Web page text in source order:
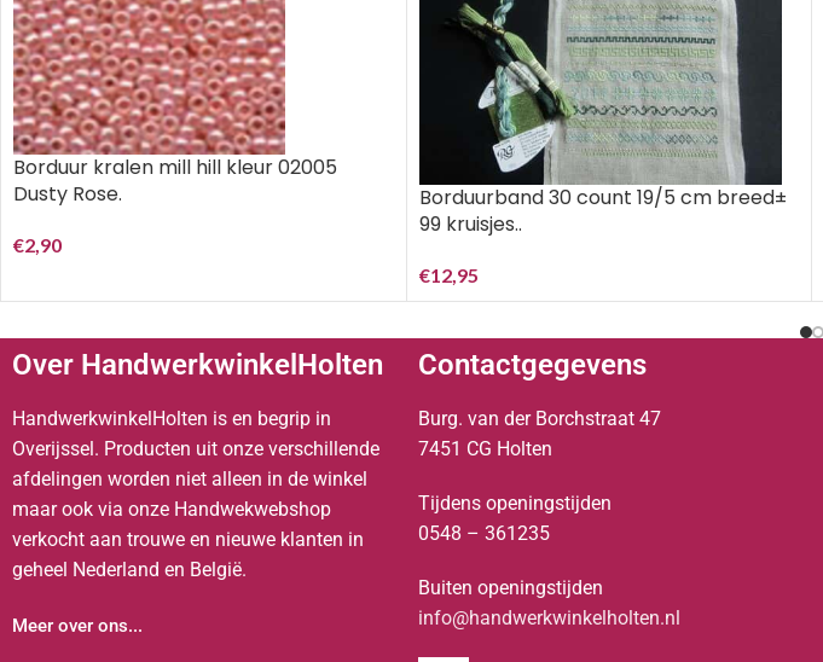
Borduur kralen mill hill kleur 02005
Dusty Rose.
€2,90
Borduurband 30 count 19/5 cm breed±
99 kruisjes..
€12,95
Over HandwerkwinkelHolten
HandwerkwinkelHolten is en begrip in
Overijssel. Producten uit onze verschillende
afdelingen worden niet alleen in de winkel
maar ook via onze Handwekwebshop
verkocht aan trouwe en nieuwe klanten in
geheel Nederland en België.
Meer over ons...
Contactgegevens
Burg. van der Borchstraat 47
7451 CG Holten
Tijdens openingstijden
0548 – 361235
Buiten openingstijden
info@handwerkwinkelholten.nl